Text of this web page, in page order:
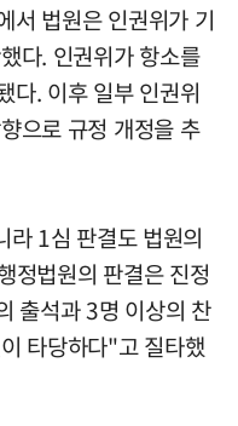
서 법원은 인권위가 기
다. 인권위가 항소를
다. 이후 일부 인권위
으로 규정 개정을 추
라 1심 판결도 법원의
정법원의 판결은 진정
출석과 3명 이상의 찬
타당하다"고 질타했